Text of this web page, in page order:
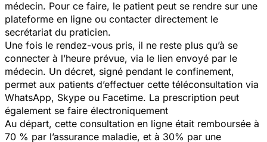
médecin. Pour ce faire, le patient peut se rendre sur une
plateforme en ligne ou contacter directement le
secrétariat du praticien.
Une fois le rendez-vous pris, il ne reste plus qu’à se
connecter à l’heure prévue, via le lien envoyé par le
médecin. Un décret, signé pendant le confinement,
permet aux patients d’effectuer cette téléconsultation via
WhatsApp, Skype ou Facetime. La prescription peut
également se faire électroniquement
Au départ, cette consultation en ligne était remboursée à
70 % par l’assurance maladie, et à 30% par une